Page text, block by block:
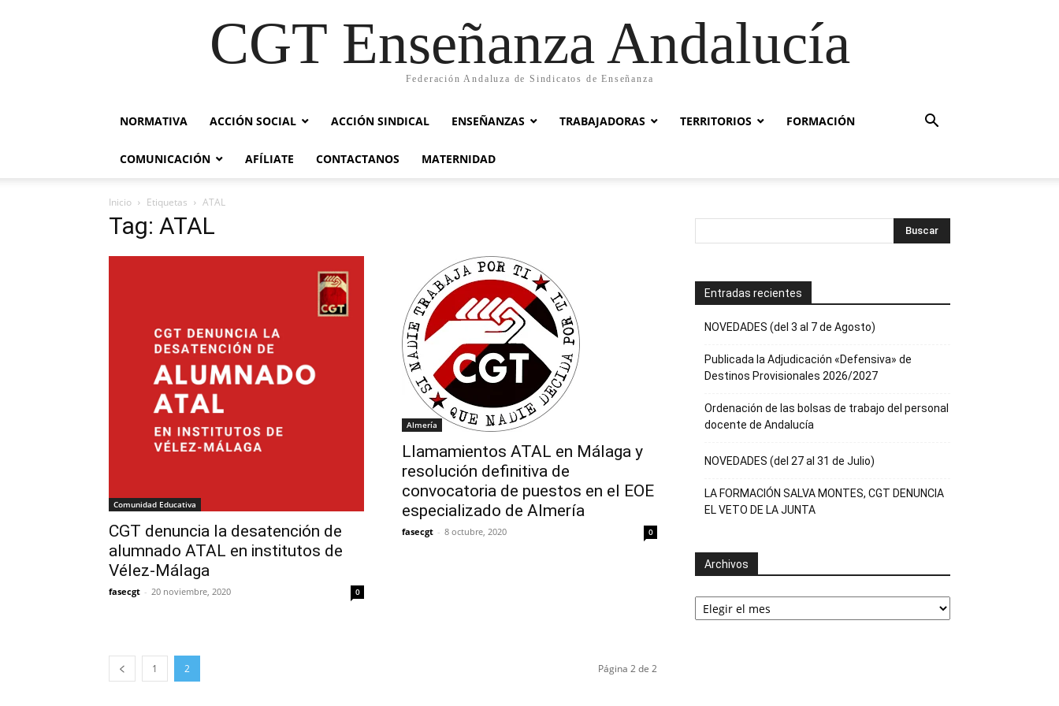
CGT Enseñanza Andalucía
Federación Andaluza de Sindicatos de Enseñanza
NORMATIVA ACCIÓN SOCIAL ACCIÓN SINDICAL ENSEÑANZAS TRABAJADORAS TERRITORIOS FORMACIÓN
COMUNICACIÓN AFÍLIATE CONTACTANOS MATERNIDAD
Inicio Etiquetas ATAL
Tag: ATAL
Comunidad Educativa
CGT denuncia la desatención de
alumnado ATAL en institutos de
Vélez-Málaga
fasecgt - 20 noviembre, 2020 0
Almería
Llamamientos ATAL en Málaga y
resolución definitiva de
convocatoria de puestos en el EOE
especializado de Almería
fasecgt - 8 octubre, 2020 0
1 2 Página 2 de 2
Entradas recientes
NOVEDADES (del 3 al 7 de Agosto)
Publicada la Adjudicación «Defensiva» de
Destinos Provisionales 2026/2027
Ordenación de las bolsas de trabajo del personal
docente de Andalucía
NOVEDADES (del 27 al 31 de Julio)
LA FORMACIÓN SALVA MONTES, CGT DENUNCIA
EL VETO DE LA JUNTA
Archivos
Archivos